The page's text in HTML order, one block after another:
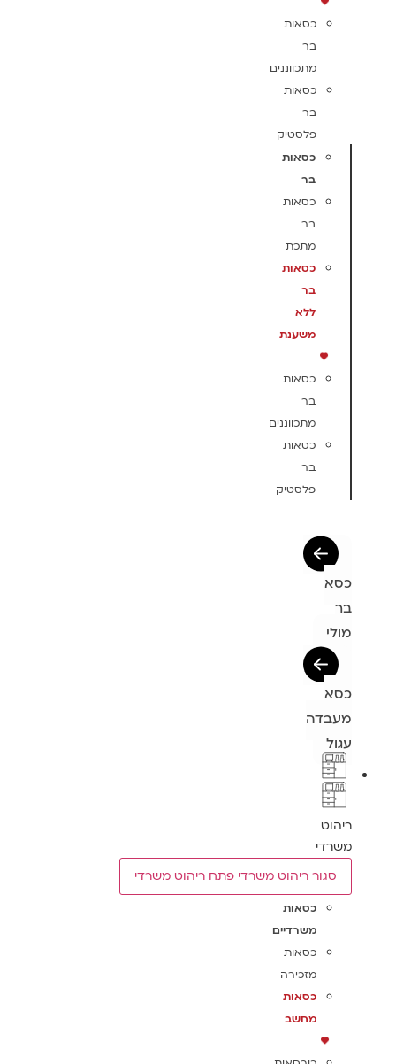
כסאות
בר
מתכווננים
כסאות
בר
פלסטיק
כסאות
בר
כסאות
בר
מתכת
כסאות
בר
ללא
משענת
כסאות
בר
מתכווננים
כסאות
בר
פלסטיק
כסא
בר
מולי
כסא
מעבדה
עגול
ריהוט
משרדי
סגור ריהוט משרדי פתח ריהוט משרדי
כסאות
משרדיים
כסאות
מזכירה
כסאות
מחשב